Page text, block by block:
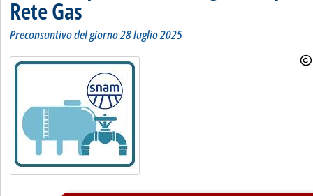
Rete Gas
Preconsuntivo del giorno 28 luglio 2025